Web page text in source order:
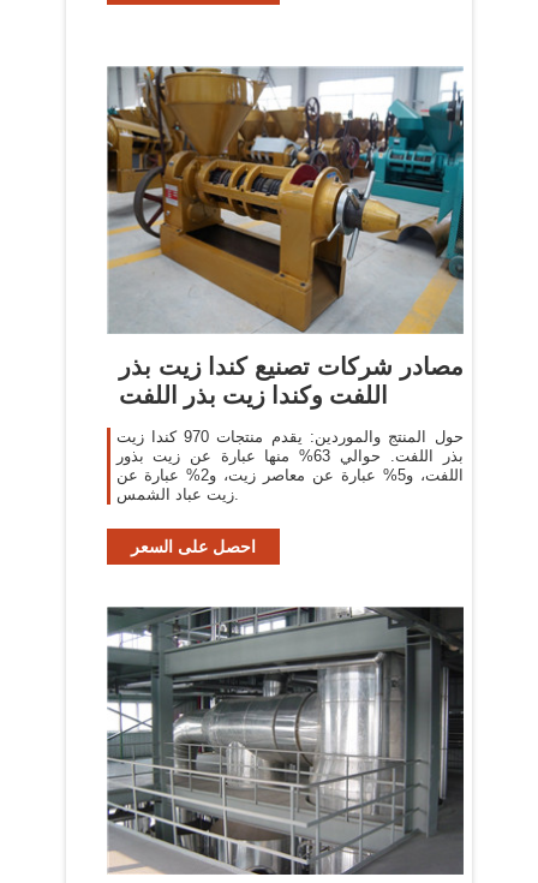
مصادر شركات تصنيع كندا زيت بذر
اللفت وكندا زيت بذر اللفت
حول المنتج والموردين: يقدم منتجات 970 كندا زيت
بذر اللفت. حوالي 63% منها عبارة عن زيت بذور
اللفت، و5% عبارة عن معاصر زيت، و2% عبارة عن
زيت عباد الشمس.
احصل على السعر